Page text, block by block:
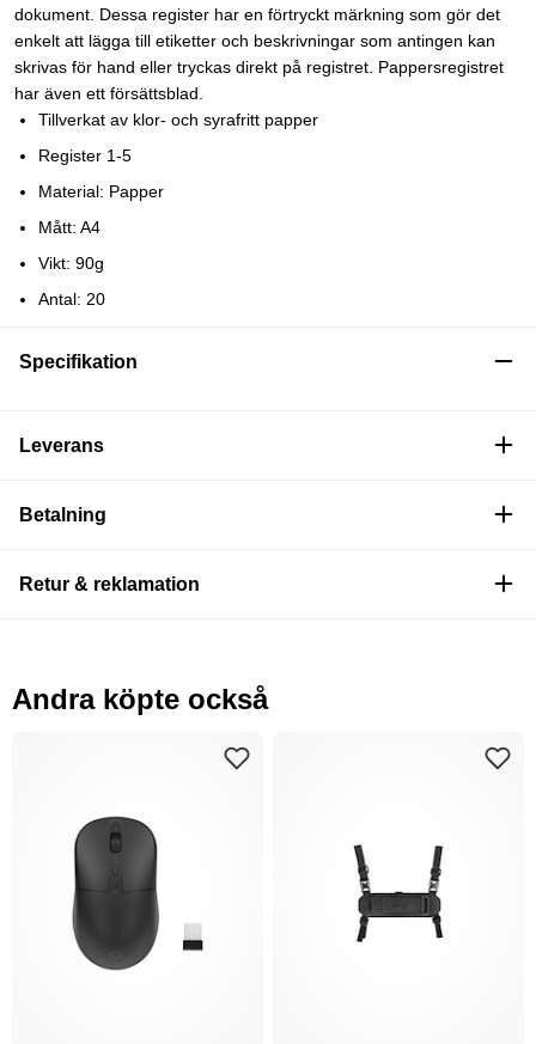
dokument. Dessa register har en förtryckt märkning som gör det
enkelt att lägga till etiketter och beskrivningar som antingen kan
skrivas för hand eller tryckas direkt på registret. Pappersregistret
har även ett försättsblad.
Tillverkat av klor- och syrafritt papper
Register 1-5
Material: Papper
Mått: A4
Vikt: 90g
Antal: 20
Specifikation
Leverans
Betalning
Retur & reklamation
Andra köpte också